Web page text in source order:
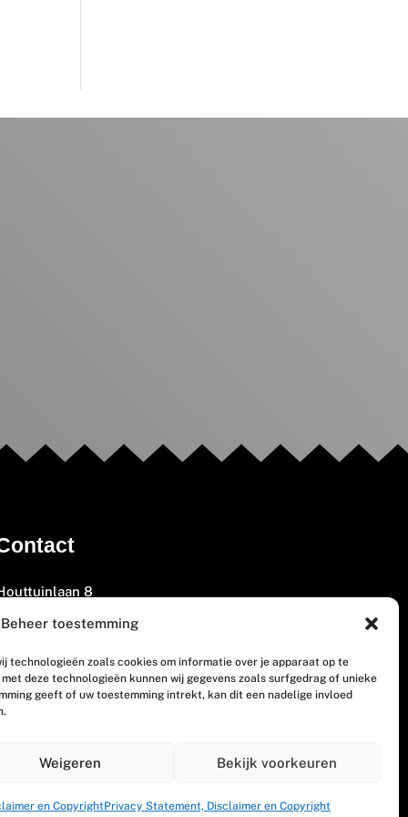
Beheer toestemming
technologieën zoals cookies om informatie over je apparaat op te
deze technologieën kunnen wij gegevens zoals surfgedrag of unieke
geeft of uw toestemming intrekt, kan dit een nadelige invloed
Weigeren Bekijk voorkeuren
en CopyrightPrivacy Statement, Disclaimer en Copyright
8
GM Woerden
405 200
disclaimer en copyright